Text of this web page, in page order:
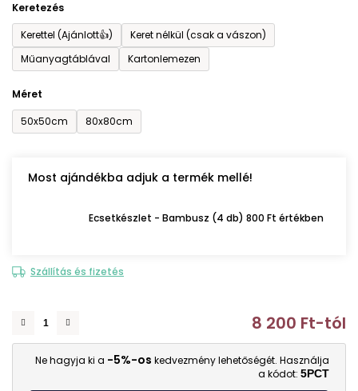
Keretezés
Kerettel (Ajánlott👍)
Keret nélkül (csak a vászon)
Műanyagtáblával
Kartonlemezen
Méret
50x50cm
80x80cm
Most ajándékba adjuk a termék mellé!
Ecsetkészlet - Bambusz (4 db) 800 Ft értékben
Szállítás és fizetés
8 200 Ft-tól
Ne hagyja ki a -5%-os kedvezmény lehetőségét. Használja
a kódot: 5PCT